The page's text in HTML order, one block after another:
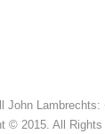
John Lambrechts:
© 2015. All Rights